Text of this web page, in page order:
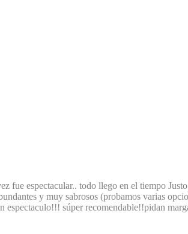
fue espectacular.. todo llego en el tiempo
y muy sabrosos (probamos varias
espectaculo!!! súper recomendable!!pidan